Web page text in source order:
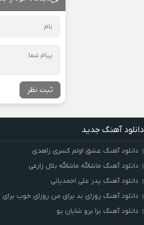
ثبت نظر
دانلود آهنگ جدید
دانلود آهنگ عشق اولم کسری زاهدی
دانلود آهنگ ماشالله ماشالله بلال زارعی
دانلود آهنگ پدر علی احمدیانی
دانلود آهنگ روزای بد برای من روزای خوب برای
دانلود آهنگ بزا برو شایان یو